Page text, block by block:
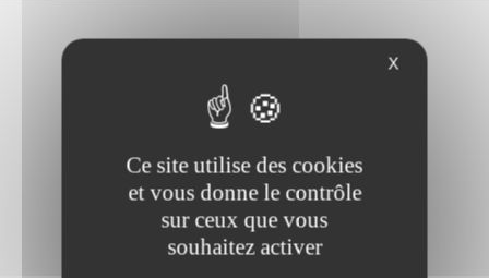
X
Ce site utilise des cookies
et vous donne le contrôle
sur ceux que vous
souhaitez activer